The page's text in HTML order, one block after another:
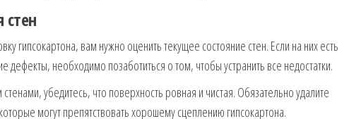
стен
гипсокартона, вам нужно оценить текущее состояние стен. Если на них есть
дефекты, необходимо позаботиться о том, чтобы устранить все недостатки.
убедитесь, что поверхность ровная и чистая. Обязательно удалите
могут препятствовать хорошему сцеплению гипсокартона.